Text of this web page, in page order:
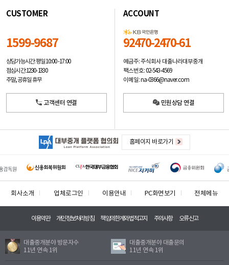
CUSTOMER
1599-9687
상담가능시간: 평일10:00 -17:00
점심시간: 12:30 - 13:30
주말, 공휴일 휴무
고객센터 연결
ACCOUNT
92470-2470-61
예금주: 주식회사 대출나라대부중개
팩스번호: 02-543-4569
이메일: na-0366@naver.com
민원상담 연결
홈페이지 바로가기
회사소개 업체로그인 이용안내 PC화면보기 전체메뉴
이용약관 개인정보처리방침 책임의한계와법적고지 주의사항 오류신고
대출중개분야 방문자수
11년 연속 1위
대출중개분야 대출문의
11년 연속 1위